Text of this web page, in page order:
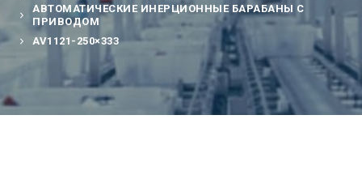
АВТОМАТИЧЕСКИЕ ИНЕРЦИОННЫЕ БАРАБАНЫ С
ПРИВОДОМ
AV1121-250×333